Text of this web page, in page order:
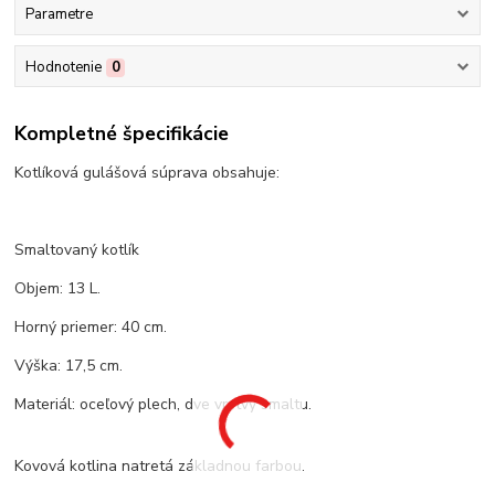
Parametre
Hodnotenie 0
Kompletné špecifikácie
Kotlíková gulášová súprava obsahuje:
Smaltovaný kotlík
Objem: 13 L.
Horný priemer: 40 cm.
Výška: 17,5 cm.
Materiál: oceľový plech, dve vrstvy smaltu.
Kovová kotlina natretá základnou farbou.